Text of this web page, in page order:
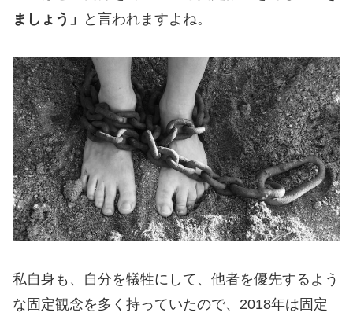
ましょう」
と言われますよね。
私自身も、自分を犠牲にして、他者を優先するよう
な固定観念を多く持っていたので、2018年は固定